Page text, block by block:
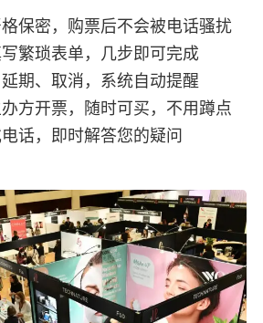
保密，购票后不会被电话骚扰
繁琐表单，几步即可完成
期、取消，系统自动提醒
方开票，随时可买，不用蹲点
话，即时解答您的疑问